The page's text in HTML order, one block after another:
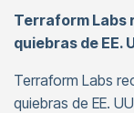
Terraform Labs
quiebras de EE.
Terraform Labs
quiebras de EE.